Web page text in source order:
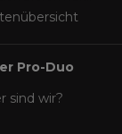
Pro-Duo
sind wir?